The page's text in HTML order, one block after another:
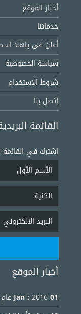
أخبار الموقع
خدماتنا
أعلن في ياهلا
سياسة الخصوصية
شروط الاستخدام
إتصل بنا
القائمة
اشترك في القائمة
أخبار الموقع
01 Jan :2016 عام جديد وبداية جديدة